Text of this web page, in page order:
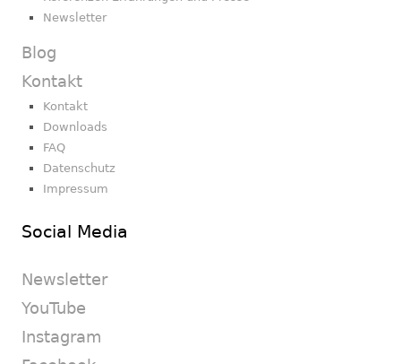
Newsletter
Blog
Kontakt
Kontakt
Downloads
FAQ
Datenschutz
Impressum
Social Media
Newsletter
YouTube
Instagram